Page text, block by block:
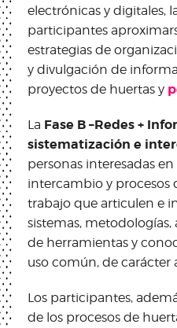
electrónicas y digitales,
participantes
estrategias de
y divulgación de
proyectos de huertas y
La Fase B –Redes +
sistematización e
personas interesadas
intercambio y procesos
trabajo que articulen e
sistemas,
de herramientas y
uso común, de carácter
Los participantes,
de los procesos de